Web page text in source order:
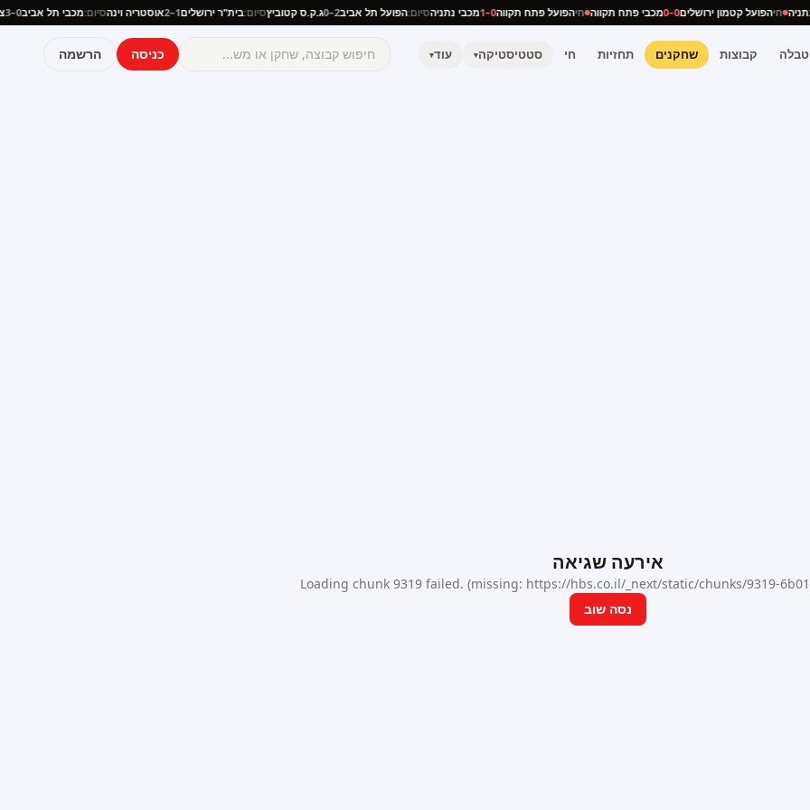
נתניה חיהפועל קטמון ירושלים0–0 מכבי פתח תקווה חיהפועל פתח תקווה0–1 מכבי נתניהסיום:הפועל תל אביב2–0 ג.ק.ס קטוביץסיום:בית"ר ירושלים1–2 אוסטריה וינהסיום:מכבי תל אביב0–3
טבלה קבוצות שחקנים תחזיות חי סטטיסטיקה▾ עוד▾ כניסה הרשמה
אירעה שגיאה
Loading chunk 9319 failed. (missing: https://hbs.co.il/_next/static/chunks/9319-
נסה שוב